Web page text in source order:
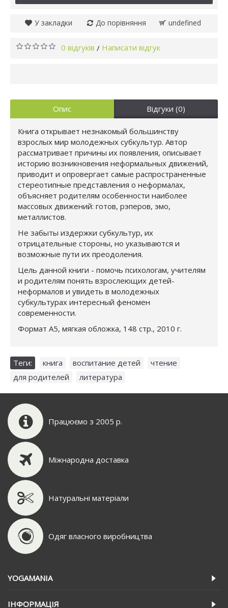
У закладки До порівняння undefined
0 відгуків / Написати відгук
Опис Відгуки (0)
Книга открывает незнакомый большинству
взрослых мир молодежных субкультур. Автор
рассматривает причины их появления, описывает
историю возникновения неформальных движений,
приводит и опровергает самые распространенные
стереотипные представления о неформалах,
объясняет родителям особенности наиболее
массовых движений: готов, рэперов, эмо,
металлистов.
Не забыты издержки субкультур, их
отрицательные стороны, но указываются и
возможные пути их преодоления.
Цель данной книги - помочь психологам, учителям
и родителям понять взрослеющих детей-
неформалов и увидеть в молодежных
субкультурах интересный феномен
современности.
Формат А5, мягкая обложка, 148 стр., 2010 г.
Теги: книга воспитание детей чтение
для родителей
литература
Працюємо з 2005 р.
Міжнародна доставка
Натуральні матеріали
Одяг власного виробництва
YOGAMANIA
IНФОРМАЦIЯ